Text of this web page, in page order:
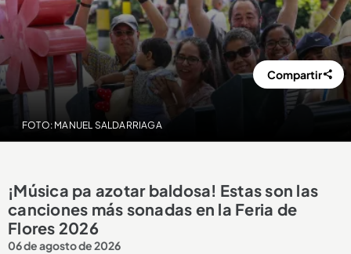
FOTO: MANUEL SALDARRIAGA
Compartir
¡Música pa azotar baldosa! Estas son las
canciones más sonadas en la Feria de
Flores 2026
06 de agosto de 2026